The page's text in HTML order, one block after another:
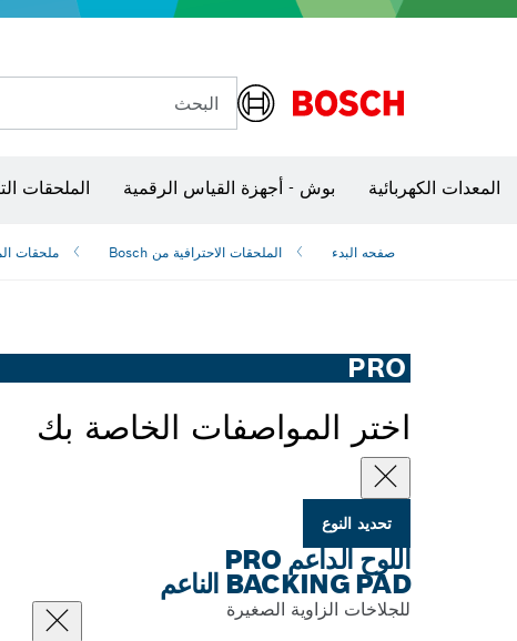
البحث
المعدات الكهربائية بوش - أجهزة القياس الرقمية الملحقات
صفحه البدء الملحقات الاحترافية من Bosch ملحقات
PRO
اختر المواصفات الخاصة بك
تحديد النوع
اللوح الداعم PRO
BACKING PAD الناعم
للجلاخات الزاوية الصغيرة